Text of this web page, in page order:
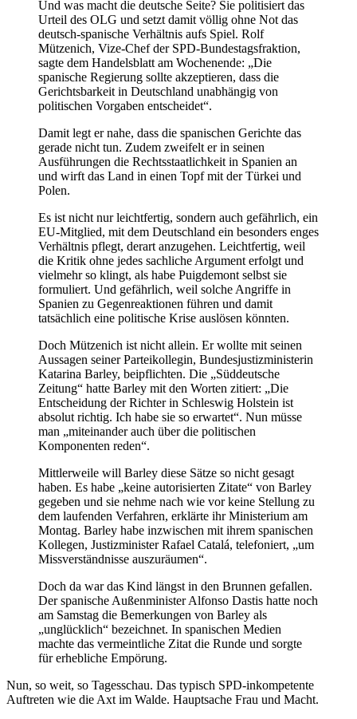
Und was macht die deutsche Seite? Sie politisiert das
Urteil des OLG und setzt damit völlig ohne Not das
deutsch-spanische Verhältnis aufs Spiel. Rolf
Mützenich, Vize-Chef der SPD-Bundestagsfraktion,
sagte dem Handelsblatt am Wochenende: „Die
spanische Regierung sollte akzeptieren, dass die
Gerichtsbarkeit in Deutschland unabhängig von
politischen Vorgaben entscheidet“.
Damit legt er nahe, dass die spanischen Gerichte das
gerade nicht tun. Zudem zweifelt er in seinen
Ausführungen die Rechtsstaatlichkeit in Spanien an
und wirft das Land in einen Topf mit der Türkei und
Polen.
Es ist nicht nur leichtfertig, sondern auch gefährlich, ein
EU-Mitglied, mit dem Deutschland ein besonders enges
Verhältnis pflegt, derart anzugehen. Leichtfertig, weil
die Kritik ohne jedes sachliche Argument erfolgt und
vielmehr so klingt, als habe Puigdemont selbst sie
formuliert. Und gefährlich, weil solche Angriffe in
Spanien zu Gegenreaktionen führen und damit
tatsächlich eine politische Krise auslösen könnten.
Doch Mützenich ist nicht allein. Er wollte mit seinen
Aussagen seiner Parteikollegin, Bundesjustizministerin
Katarina Barley, beipflichten. Die „Süddeutsche
Zeitung“ hatte Barley mit den Worten zitiert: „Die
Entscheidung der Richter in Schleswig Holstein ist
absolut richtig. Ich habe sie so erwartet“. Nun müsse
man „miteinander auch über die politischen
Komponenten reden“.
Mittlerweile will Barley diese Sätze so nicht gesagt
haben. Es habe „keine autorisierten Zitate“ von Barley
gegeben und sie nehme nach wie vor keine Stellung zu
dem laufenden Verfahren, erklärte ihr Ministerium am
Montag. Barley habe inzwischen mit ihrem spanischen
Kollegen, Justizminister Rafael Catalá, telefoniert, „um
Missverständnisse auszuräumen“.
Doch da war das Kind längst in den Brunnen gefallen.
Der spanische Außenminister Alfonso Dastis hatte noch
am Samstag die Bemerkungen von Barley als
„unglücklich“ bezeichnet. In spanischen Medien
machte das vermeintliche Zitat die Runde und sorgte
für erhebliche Empörung.
Nun, so weit, so Tagesschau. Das typisch SPD-inkompetente
Auftreten wie die Axt im Walde. Hauptsache Frau und Macht.